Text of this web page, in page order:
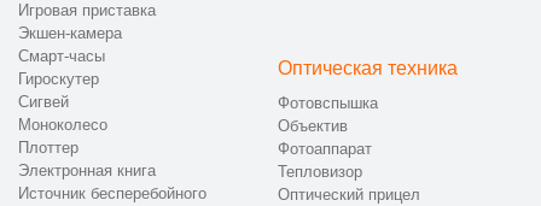
Игровая приставка
Экшен-камера
Смарт-часы
Гироскутер
Сигвей
Моноколесо
Плоттер
Электронная книга
Источник бесперебойного
Оптическая техника
Фотовспышка
Объектив
Фотоаппарат
Тепловизор
Оптический прицел